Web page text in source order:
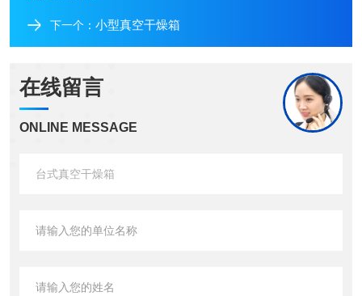
下一个： 小型真空干燥箱
在线留言
ONLINE MESSAGE